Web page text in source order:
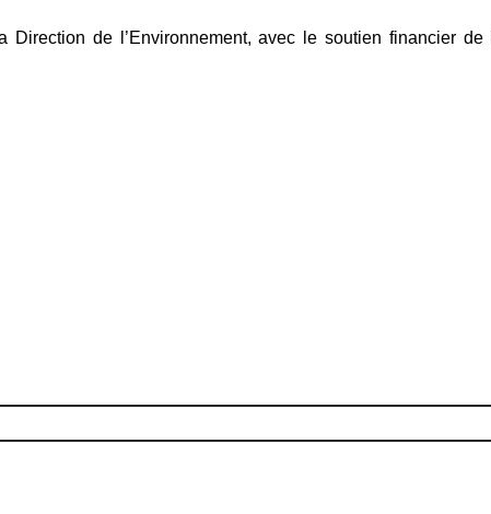
Direction de l’Environnement, avec le soutien financier